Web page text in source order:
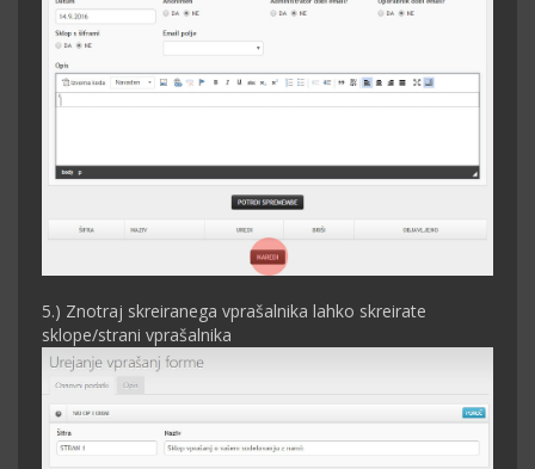
5.) Znotraj skreiranega vprašalnika lahko skreirate
sklope/strani vprašalnika